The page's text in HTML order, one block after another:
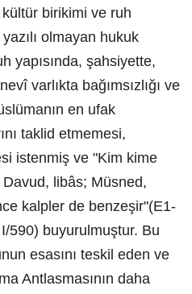
birikimi ve ruh
olmayan hukuk
yapısında, şahsiyette,
varlıkta bağımsızlığı ve
en ufak
taklid etmemesi,
istenmiş ve "Kim kime
libâs; Müsned,
kalpler de benzeşir"(E1-
590) buyurulmuştur. Bu
esasını teskil eden ve
Antlasmasının daha